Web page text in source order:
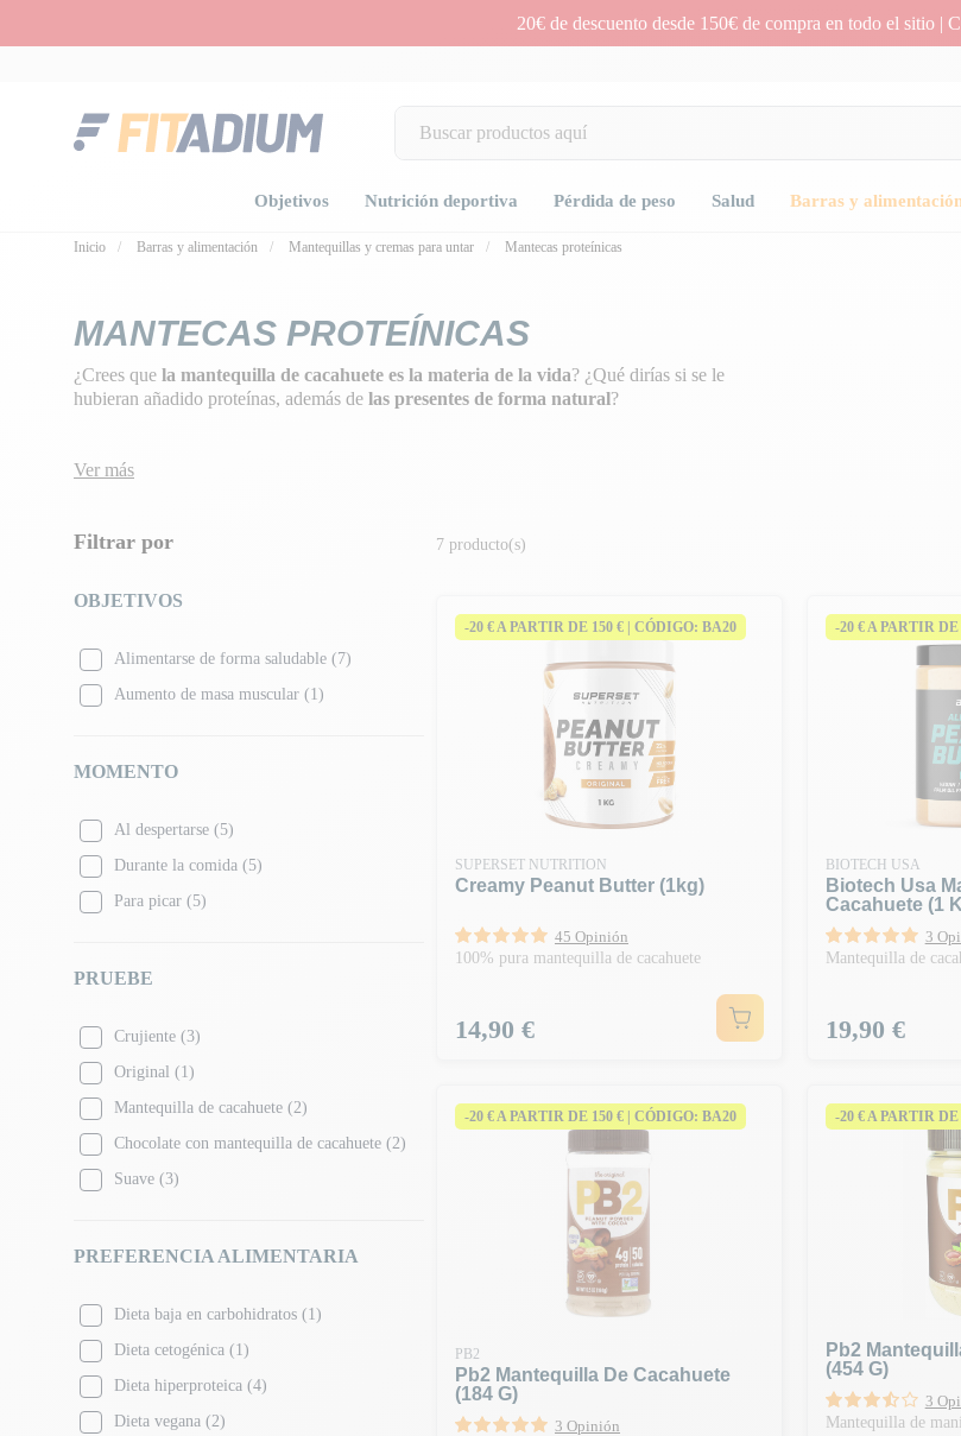
20€ de descuento desde 150€ de compra en todo el sitio |
Objetivos Nutrición deportiva Pérdida de peso Salud Barras y
Inicio Barras y alimentación Mantequillas y cremas para untar Mantecas proteínicas
MANTECAS PROTEÍNICAS
¿Crees que la mantequilla de cacahuete es la materia de la vida? ¿Qué dirías si se le
hubieran añadido proteínas, además de las presentes de forma natural?
Ver más
Filtrar por
OBJETIVOS
Alimentarse de forma saludable (7)
Aumento de masa muscular (1)
MOMENTO
Al despertarse (5)
Durante la comida (5)
Para picar (5)
PRUEBE
Crujiente (3)
Original (1)
Mantequilla de cacahuete (2)
Chocolate con mantequilla de cacahuete (2)
Suave (3)
PREFERENCIA ALIMENTARIA
Dieta baja en carbohidratos (1)
Dieta cetogénica (1)
Dieta hiperproteica (4)
Dieta vegana (2)
7 producto(s)
-20 € A PARTIR DE 150 € | CÓDIGO: BA20
SUPERSET NUTRITION
Creamy Peanut Butter (1kg)
45 Opinión
100% pura mantequilla de cacahuete
Precio
14,90 €
-20 € A PARTIR
BIOTECH USA
Biotech Usa
Cacahuete (1
3
Mantequilla de
Precio
19,90 €
-20 € A PARTIR DE 150 € | CÓDIGO: BA20
PB2
Pb2 Mantequilla De Cacahuete
(184 G)
3 Opinión
-20 € A PARTIR
Pb2
(454 G)
3
Mantequilla de